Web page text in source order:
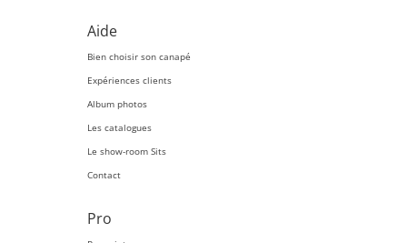
Aide
Bien choisir son canapé
Expériences clients
Album photos
Les catalogues
Le show-room Sits
Contact
Pro